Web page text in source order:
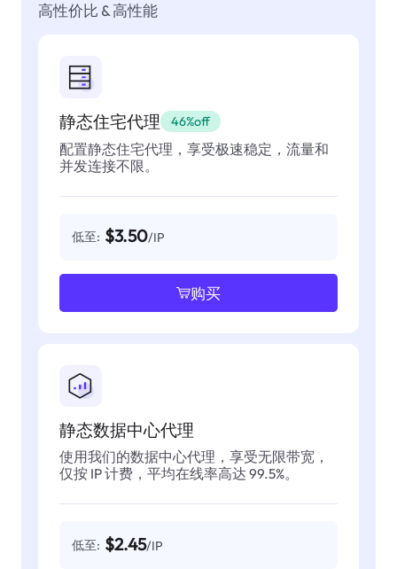
高性价比 & 高性能
静态住宅代理 46%off
配置静态住宅代理，享受极速稳定，流量和
并发连接不限。
低至: $3.50/IP
购买
静态数据中心代理
使用我们的数据中心代理，享受无限带宽，
仅按 IP 计费，平均在线率高达 99.5%。
低至: $2.45/IP